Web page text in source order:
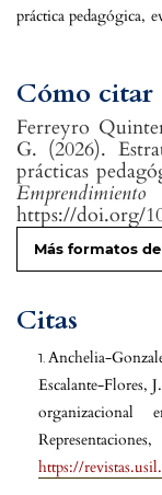
práctica pedagógica,
Cómo citar
Ferreyro
G. (2026).
prácticas
https://doi.org/
Más formatos
Citas
Anchelia-
Escalante-Flores,
organizacional
https://